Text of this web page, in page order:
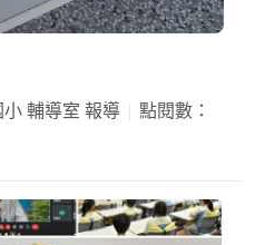
輔導室 報導
點閱數：